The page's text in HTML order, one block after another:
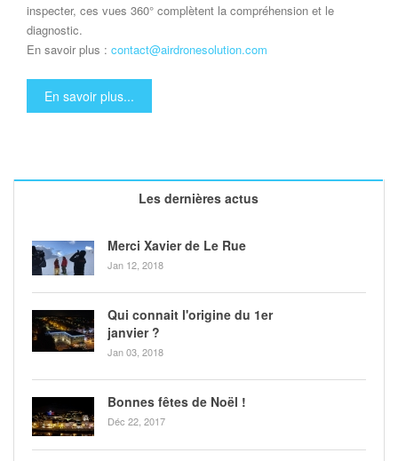
inspecter, ces vues 360° complètent la compréhension et le
diagnostic.
En savoir plus : contact@airdronesolution.com
En savoir plus...
Les dernières actus
Merci Xavier de Le Rue
Jan 12, 2018
Qui connait l'origine du 1er
janvier ?
Jan 03, 2018
Bonnes fêtes de Noël !
Déc 22, 2017